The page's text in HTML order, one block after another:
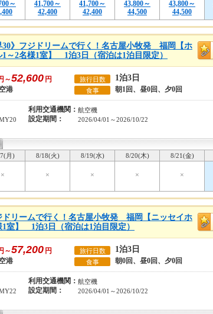
～
41,700～
42,400
41,700～
42,400
43,800～
44,500
43,800～
44,500
》フジドリームで行く！名古屋小牧発 福岡【ホ
～2名様1室】 1泊3日（宿泊は1泊目限定）
～52,600 円 旅行日数 1泊3日
港 食事 朝1回、昼0回、夕0回
利用交通機関： 航空機
設定期間： 2026/04/01～2026/10/22
月) 8/18(火) 8/19(水) 8/20(木) 8/21(金)
× × × × ×
リームで行く！名古屋小牧発 福岡【ニッセイホ
室】 1泊3日（宿泊は1泊目限定）
～57,200 円 旅行日数 1泊3日
港 食事 朝0回、昼0回、夕0回
利用交通機関： 航空機
設定期間： 2026/04/01～2026/10/22